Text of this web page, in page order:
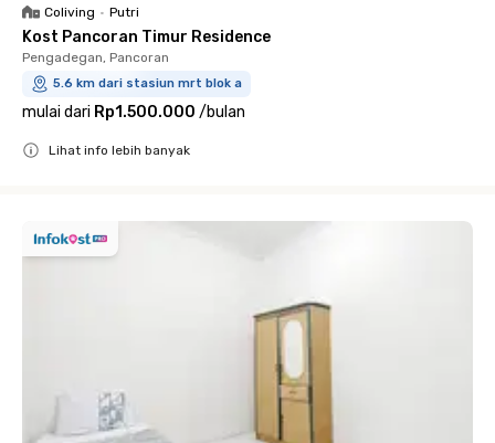
Coliving • Putri
Kost Pancoran Timur Residence
Pengadegan, Pancoran
5.6 km dari stasiun mrt blok a
mulai dari Rp1.500.000 /bulan
Lihat info lebih banyak